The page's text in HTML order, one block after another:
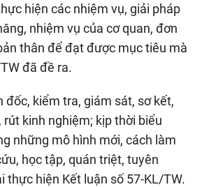
hiện các nhiệm vụ, giải pháp
nhiệm vụ của cơ quan, đơn
thân để đạt được mục tiêu mà
đã đề ra.
đốc, kiểm tra, giám sát, sơ kết,
kinh nghiệm; kịp thời biểu
những mô hình mới, cách làm
học tập, quán triệt, tuyên
thực hiện Kết luận số 57-KL/TW.